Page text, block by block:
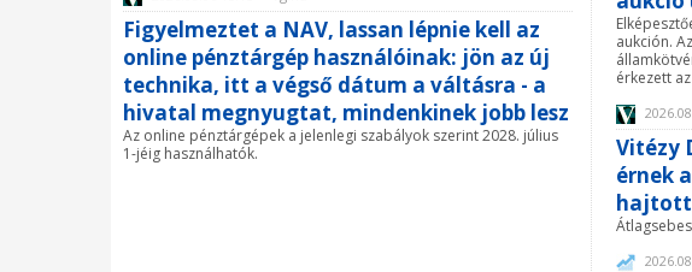
Figyelmeztet a NAV, lassan lépnie kell az
online pénztárgép használóinak: jön az új
technika, itt a végső dátum a váltásra - a
hivatal megnyugtat, mindenkinek jobb lesz
Az online pénztárgépek a jelenlegi szabályok szerint 2028. július
1-jéig használhatók.
aukción.
érkezett
Vitézy
érnek
hajtott